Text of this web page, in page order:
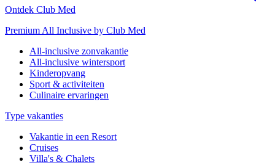
Ontdek Club Med
Premium All Inclusive by Club Med
All-inclusive zonvakantie
All-inclusive wintersport
Kinderopvang
Sport & activiteiten
Culinaire ervaringen
Type vakanties
Vakantie in een Resort
Cruises
Villa's & Chalets